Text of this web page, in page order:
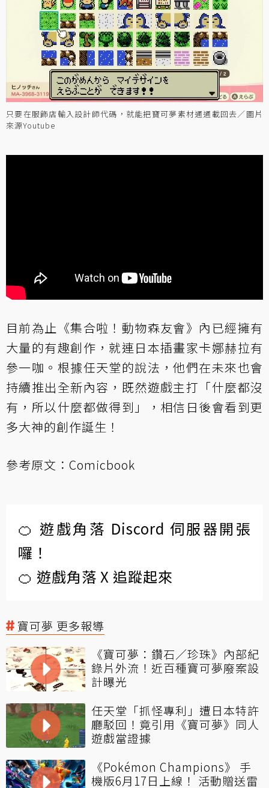
只要在服飾店輸入設計師代碼，就能把寶可夢素材通通載回去／圖片
來源Youtube
目前為止《集合啦！動物森友會》內已經擁有
大量的有趣創作，就連日本插畫家卡娜赫拉有
參一咖。根據任天堂的說法，他們在未來也會
持續推出全新內容，既然遊戲主打「什麼都沒
有，所以什麼都做得到」，相信日後會看到更
多大神的創作誕生！
參考原文： Comicbook
🍊 遊戲角落 Discord 伺服器開張
囉！
🍊 遊戲角落 X 追蹤起來
寶可夢 更多報導
《寶可夢：鑽石／珍珠》內部紀
錄片外流！近百種寶可夢廢案設
計曝光
任天堂「抓怪專利」遭日本特許
廳駁回！竟引用《寶可夢》同人
遊戲當證據
《Pokémon Champions》 手
機版6月17日上線！ 活動贈送雷